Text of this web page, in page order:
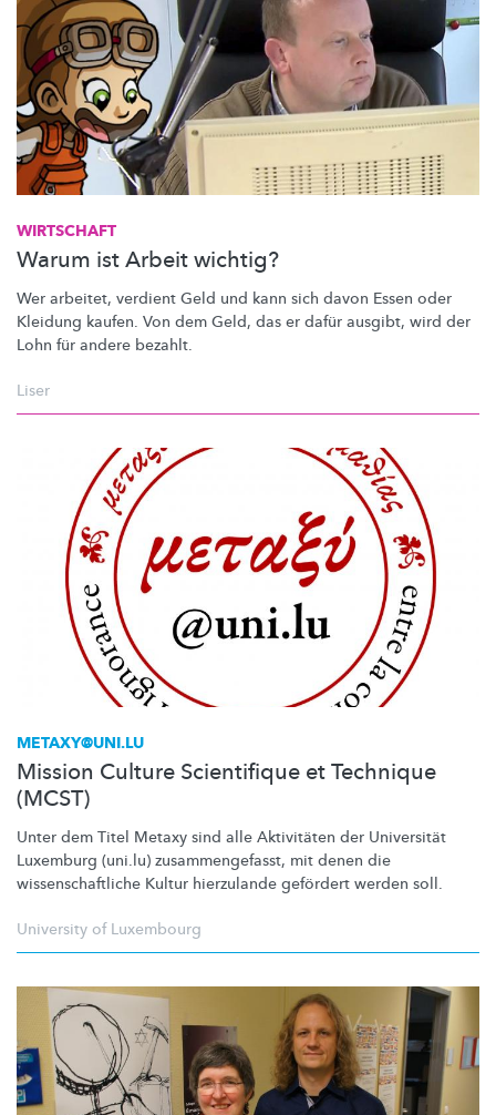
WIRTSCHAFT
Warum ist Arbeit wichtig?
Wer arbeitet, verdient Geld und kann sich davon Essen oder
Kleidung kaufen. Von dem Geld, das er dafür ausgibt, wird der
Lohn für andere bezahlt.
Liser
METAXY@UNI.LU
Mission Culture Scientifique et Technique
(MCST)
Unter dem Titel Metaxy sind alle Aktivitäten der Universität
Luxemburg (uni.lu) zusammengefasst, mit denen die
wissenschaftliche Kultur hierzulande gefördert werden soll.
University of Luxembourg